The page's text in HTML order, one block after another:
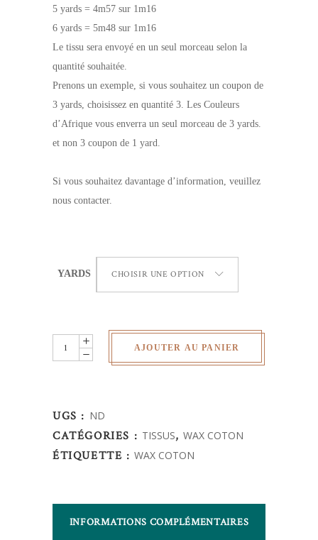
5 yards = 4m57 sur 1m16
6 yards = 5m48 sur 1m16
Le tissu sera envoyé en un seul morceau selon la
quantité souhaitée.
Prenons un exemple, si vous souhaitez un coupon de
3 yards, choisissez en quantité 3. Les Couleurs
d’Afrique vous enverra un seul morceau de 3 yards.
et non 3 coupon de 1 yard.
Si vous souhaitez davantage d’information, veuillez
nous contacter.
YARDS CHOISIR UNE OPTION
Wax
Africain
quantity
AJOUTER AU PANIER
UGS : ND
CATÉGORIES : TISSUS,WAX COTON
ÉTIQUETTE :WAX COTON
INFORMATIONS COMPLÉMENTAIRES